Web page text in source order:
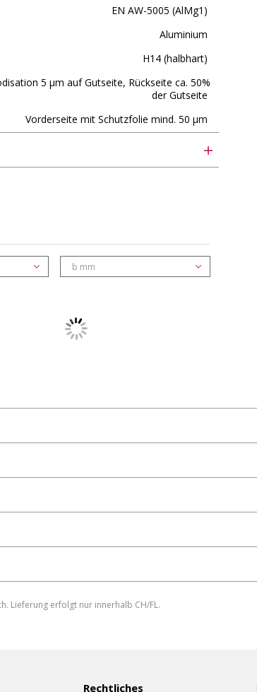
EN AW-5005 (AlMg1)
Aluminium
H14 (halbhart)
5 µm auf Gutseite, Rückseite ca. 50%
der Gutseite
Vorderseite mit Schutzfolie mind. 50 µm
b mm
Lieferung erfolgt nur innerhalb CH/FL.
Rechtliches